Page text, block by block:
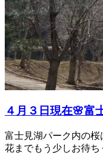
４月３日現在🌸富
富士見湖パーク内の
花までもう少しお待